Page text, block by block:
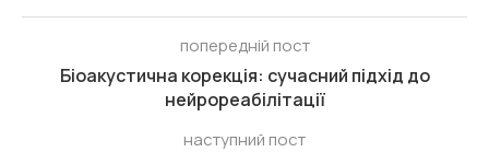
попередній пост
Біоакустична корекція: сучасний підхід до
нейрореабілітації
наступний пост